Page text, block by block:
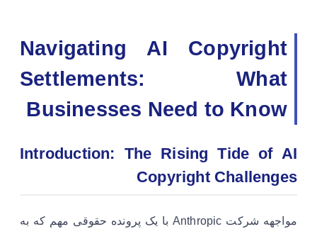
Navigating AI Copyright
Settlements: What
Businesses Need to Know
Introduction: The Rising Tide of AI
Copyright Challenges
مواجهه شرکت Anthropic با یک پرونده حقوقی مهم که به